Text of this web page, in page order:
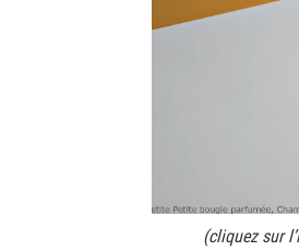
(cliquez sur